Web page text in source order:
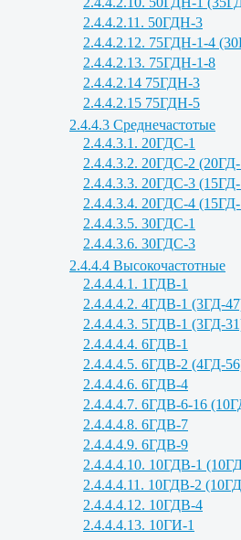
2.4.4.2.11. 50ГДН-3
2.4.4.2.12. 75ГДН-1-4
2.4.4.2.13. 75ГДН-1-8
2.4.4.2.14 75ГДН-3
2.4.4.2.15 75ГДН-5
2.4.4.3 Среднечастотые
2.4.4.3.1. 20ГДС-1
2.4.4.3.2. 20ГДС-2
2.4.4.3.3. 20ГДС-3
2.4.4.3.4. 20ГДС-4
2.4.4.3.5. 30ГДС-1
2.4.4.3.6. 30ГДС-3
2.4.4.4 Высокочастотные
2.4.4.4.1. 1ГДВ-1
2.4.4.4.2. 4ГДВ-1 (3ГД-
2.4.4.4.3. 5ГДВ-1 (3ГД-
2.4.4.4.4. 6ГДВ-1
2.4.4.4.5. 6ГДВ-2 (4ГД-
2.4.4.4.6. 6ГДВ-4
2.4.4.4.7. 6ГДВ-6-16
2.4.4.4.8. 6ГДВ-7
2.4.4.4.9. 6ГДВ-9
2.4.4.4.10. 10ГДВ-1
2.4.4.4.11. 10ГДВ-2
2.4.4.4.12. 10ГДВ-4
2.4.4.4.13. 10ГИ-1